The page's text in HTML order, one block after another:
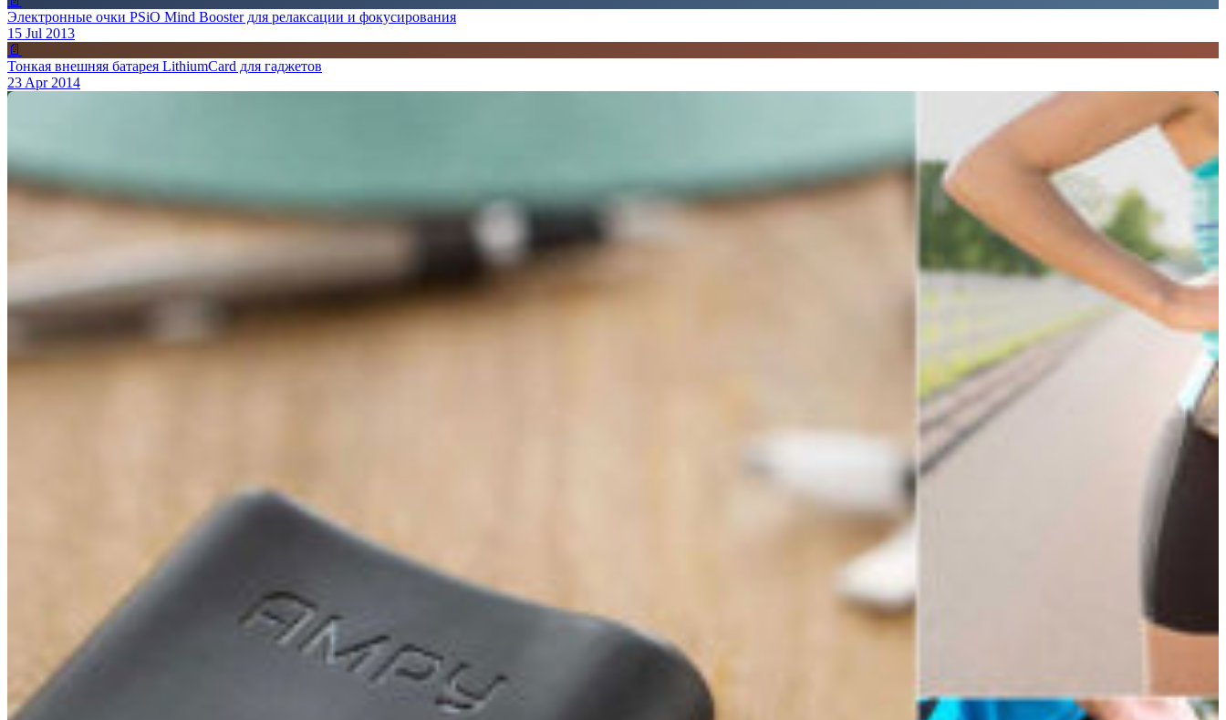
Электронные очки PSiO Mind Booster для релаксации и фокусирования
15 Jul 2013
📄
Тонкая внешняя батарея LithiumCard для гаджетов
23 Apr 2014